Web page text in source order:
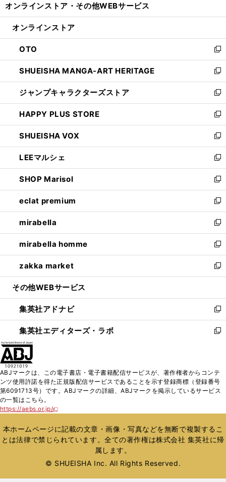
開
ン
ウ
で
開
く
ウ
ン
ド
ウ
で
開
く
オンラインストア・ その他WEBサービス
オンラインストア
OTO
新
し
い
ウ
ィ
ン
ド
ウ
で
開
く
SHUEISHA MANGA-ART HERITAGE
新
し
い
ウ
ィ
ン
ド
ウ
で
開
く
ジャンプキャラクターズストア
新
し
い
ウ
ィ
ン
ド
ウ
で
開
く
HAPPY PLUS STORE
新
し
い
ウ
ィ
ン
ド
ウ
で
開
く
SHUEISHA VOX
新
し
い
ウ
ィ
ン
ド
ウ
で
開
く
LEEマルシェ
新
し
い
ウ
ィ
ン
ド
ウ
で
開
く
SHOP Marisol
新
し
い
ウ
ィ
ン
ド
ウ
で
開
eclat premium
新
し
い
ウ
ィ
ン
ド
ウ
開
く
mirabella
新
し
い
ウ
ィ
ン
ウ
で
開
く
mirabella homme
新
し
い
ウ
ン
ド
ウ
で
zakka market
新
し
ウ
ィ
ン
ド
く
その他WEBサービス
集英社アドナビ
新
し
い
ド
ウ
で
集英社エディターズ・ラボ
新
ィ
ン
開
く
ABJマークは、この電子書店・電子書籍配信サービスが、著作権者からコンテ
ンツ使用許諾を得た正規版配信サービスであることを示す登録商標（登録番号
第6091713号）です。ABJマークの詳細、ABJマークを掲示しているサービス
の一覧はこちら。
https://aebs.or.jp/
新
い
ウ
ィ
ウ
本ホームページに記載の文章・画像・写真などを無断で複製するこ
とは法律で禁じられています。全ての著作権は株式会社 集英社に帰
属します。
© SHUEISHA Inc. All Rights Reserved.